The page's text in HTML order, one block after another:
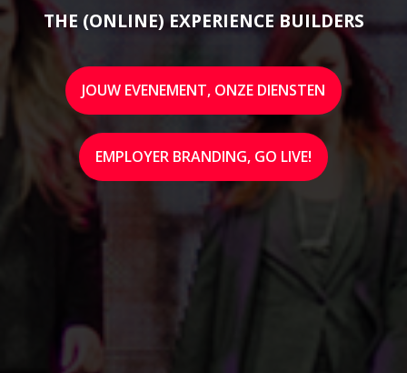
THE (ONLINE) EXPERIENCE BUILDERS
JOUW EVENEMENT, ONZE DIENSTEN
EMPLOYER BRANDING, GO LIVE!